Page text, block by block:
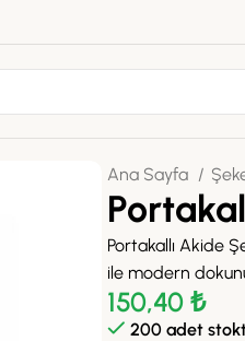
Ana Sayfa
Portakallı Akide
ile modern
150,40 ₺
200 adet